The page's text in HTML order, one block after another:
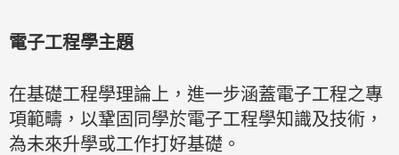
電子工程學主題
在基礎工程學理論上，進一步涵蓋電子工程之專
項範疇，以鞏固同學於電子工程學知識及技術，
為未來升學或工作打好基礎。